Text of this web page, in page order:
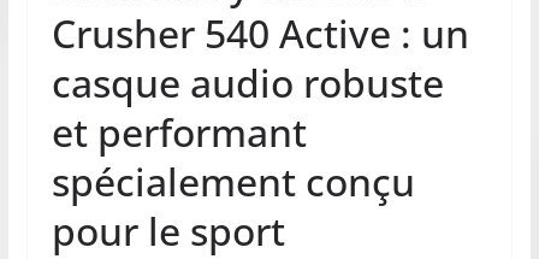
Crusher 540 Active : un
casque audio robuste
et performant
spécialement conçu
pour le sport